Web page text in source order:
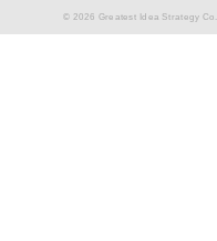
© 2026 Greatest Idea Strategy